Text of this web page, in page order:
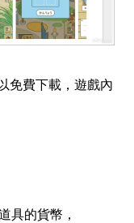
免費下載，遊戲內
具的貨幣，